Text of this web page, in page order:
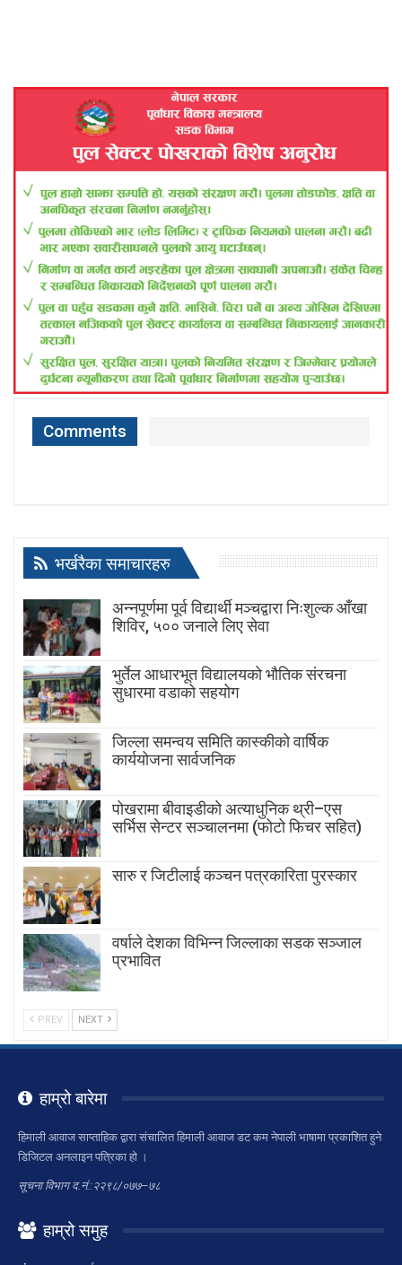
Comments
भर्खरैका समाचारहरु
अन्नपूर्णमा पूर्व विद्यार्थी मञ्चद्वारा निःशुल्क आँखा
शिविर, ५०० जनाले लिए सेवा
भुर्तेल आधारभूत विद्यालयको भौतिक संरचना
सुधारमा वडाको सहयोग
जिल्ला समन्वय समिति कास्कीको वार्षिक
कार्ययोजना सार्वजनिक
पोखरामा बीवाइडीको अत्याधुनिक थ्री–एस
सर्भिस सेन्टर सञ्चालनमा (फोटो फिचर सहित)
सारु र जिटीलाई कञ्चन पत्रकारिता पुरस्कार
वर्षाले देशका विभिन्न जिल्लाका सडक सञ्जाल
प्रभावित
PREV NEXT
हाम्रो बारेमा
हिमाली आवाज साप्ताहिक द्वारा संचालित हिमाली आवाज डट कम नेपाली भाषामा प्रकाशित हुने
डिजिटल अनलाइन पत्रिका हो ।
सूचना विभाग द.नं.:२२९८/०७७–७८
हाम्रो समुह